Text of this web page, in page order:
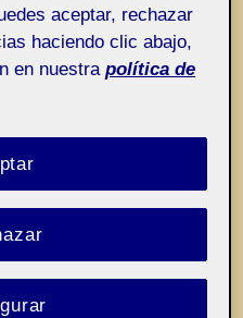
aceptar, rechazar
haciendo clic abajo,
en nuestra política de